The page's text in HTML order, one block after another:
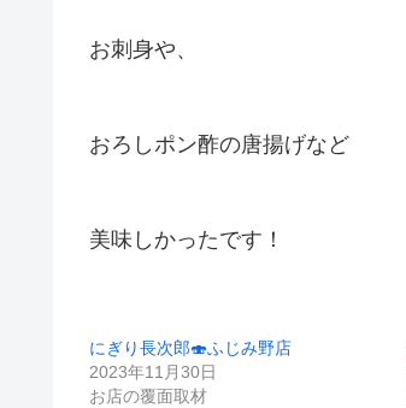
お刺身や、
おろしポン酢の唐揚げなど
美味しかったです！
にぎり長次郎🍣ふじみ野店
2023年11月30日
お店の覆面取材